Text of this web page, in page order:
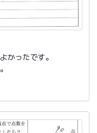
かったです。